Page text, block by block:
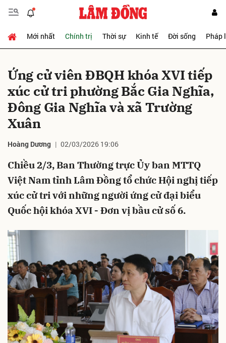
Mới nhất Chính trị Thời sự Kinh tế Đời sống Pháp
Ứng cử viên ĐBQH khóa XVI tiếp
xúc cử tri phường Bắc Gia Nghĩa,
Đông Gia Nghĩa và xã Trường
Xuân
Hoàng Dương 02/03/2026 19:06
Chiều 2/3, Ban Thường trực Ủy ban MTTQ
Việt Nam tỉnh Lâm Đồng tổ chức Hội nghị tiếp
xúc cử tri với những người ứng cử đại biểu
Quốc hội khóa XVI - Đơn vị bầu cử số 6.
Gửi bình luận